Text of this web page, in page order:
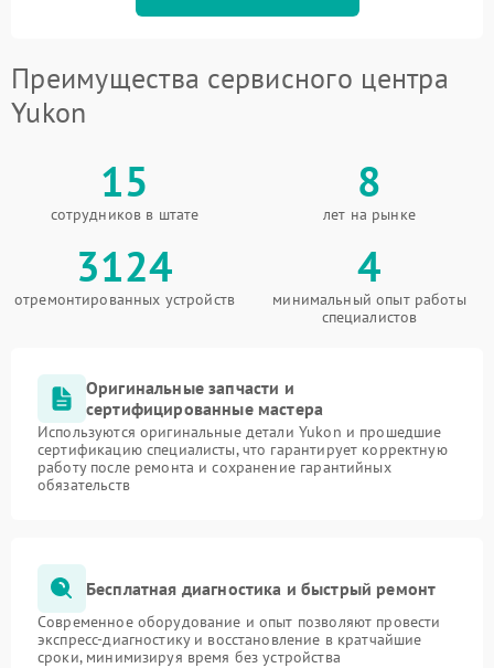
Преимущества сервисного центра
Yukon
15
сотрудников в штате
8
лет на рынке
3124
отремонтированных устройств
4
минимальный опыт работы
специалистов
Оригинальные запчасти и
сертифицированные мастера
Используются оригинальные детали Yukon и прошедшие
сертификацию специалисты, что гарантирует корректную
работу после ремонта и сохранение гарантийных
обязательств
Бесплатная диагностика и быстрый ремонт
Современное оборудование и опыт позволяют провести
экспресс-диагностику и восстановление в кратчайшие
сроки, минимизируя время без устройства